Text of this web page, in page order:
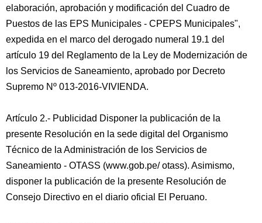
elaboración, aprobación y modificación del Cuadro de
Puestos de las EPS Municipales - CPEPS Municipales",
expedida en el marco del derogado numeral 19.1 del
artículo 19 del Reglamento de la Ley de Modernización de
los Servicios de Saneamiento, aprobado por Decreto
Supremo Nº 013-2016-VIVIENDA.
Artículo 2.- Publicidad Disponer la publicación de la
presente Resolución en la sede digital del Organismo
Técnico de la Administración de los Servicios de
Saneamiento - OTASS (www.gob.pe/ otass). Asimismo,
disponer la publicación de la presente Resolución de
Consejo Directivo en el diario oficial El Peruano.